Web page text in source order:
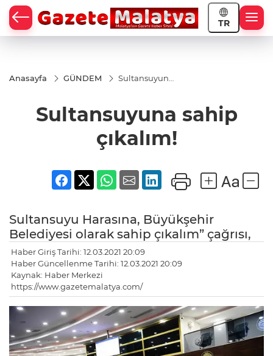
TR
Anasayfa GÜNDEM
Sultansuyuna
Sultansuyuna sahip
çıkalım!
Sultansuyu Harasına, Büyükşehir
Belediyesi olarak sahip çıkalım” çağrısı,
Haber Giriş Tarihi: 12.03.2021 20:09
Haber Güncellenme Tarihi: 12.03.2021 20:09
Kaynak: Haber Merkezi
https://www.gazetemalatya.com/